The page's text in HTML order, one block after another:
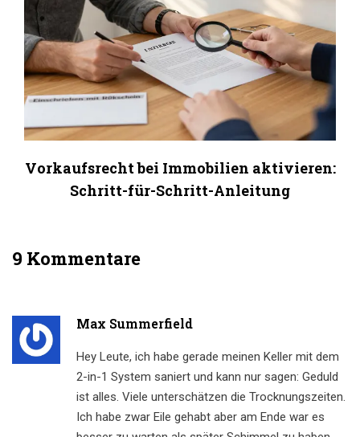
Vorkaufsrecht bei Immobilien aktivieren:
Schritt-für-Schritt-Anleitung
9 Kommentare
Max Summerfield
Hey Leute, ich habe gerade meinen Keller mit dem
2-in-1 System saniert und kann nur sagen: Geduld
ist alles. Viele unterschätzen die Trocknungszeiten.
Ich habe zwar Eile gehabt aber am Ende war es